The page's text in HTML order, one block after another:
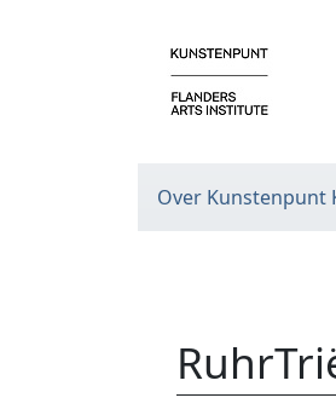
Over Kunstenpunt